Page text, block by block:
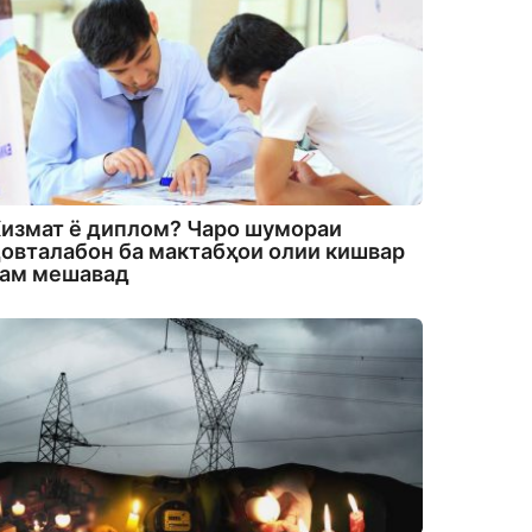
ё диплом? Чаро шумораи
ба мактабҳои олии кишвар
мешавад